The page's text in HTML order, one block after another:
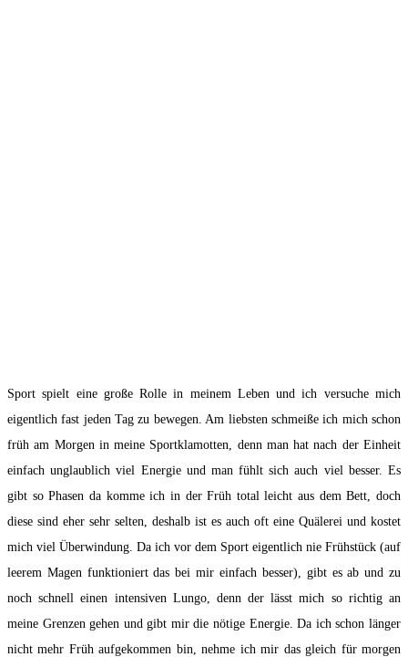
Sport spielt eine große Rolle in meinem Leben und ich versuche mich
eigentlich fast jeden Tag zu bewegen. Am liebsten schmeiße ich mich schon
früh am Morgen in meine Sportklamotten, denn man hat nach der Einheit
einfach unglaublich viel Energie und man fühlt sich auch viel besser. Es
gibt so Phasen da komme ich in der Früh total leicht aus dem Bett, doch
diese sind eher sehr selten, deshalb ist es auch oft eine Quälerei und kostet
mich viel Überwindung. Da ich vor dem Sport eigentlich nie Frühstück (auf
leerem Magen funktioniert das bei mir einfach besser), gibt es ab und zu
noch schnell einen intensiven Lungo, denn der lässt mich so richtig an
meine Grenzen gehen und gibt mir die nötige Energie. Da ich schon länger
nicht mehr Früh aufgekommen bin, nehme ich mir das gleich für morgen